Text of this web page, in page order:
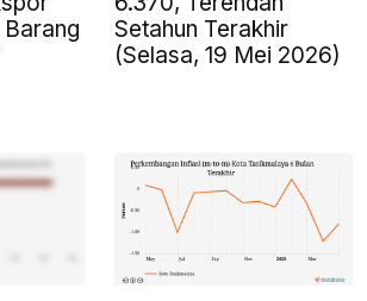
Barang
Setahun Terakhir
(Selasa, 19 Mei 2026)